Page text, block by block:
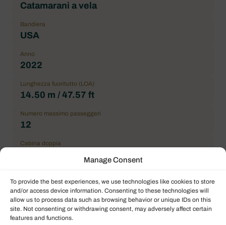
Manage Consent
To provide the best experiences, we use technologies like cookies to store
and/or access device information. Consenting to these technologies will
allow us to process data such as browsing behavior or unique IDs on this
site. Not consenting or withdrawing consent, may adversely affect certain
features and functions.
Catamarani a vela
Bandiera
USA
Anno
2022
Lunghezza fuoritutto (LOA)
14.50 m / 47.57 ft
Numero massimo passeggeri
12
Cabina doppia
correct
Location
Grenada, Port Louis Marina